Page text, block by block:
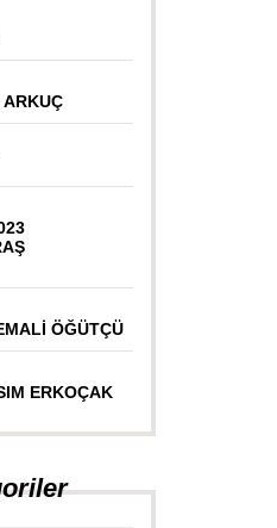
ÖĞÜTÇÜ
ERKOÇAK